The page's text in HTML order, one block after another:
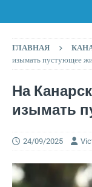
ГЛАВНАЯ
изымать пустующее
На
изымать
24/09/2025